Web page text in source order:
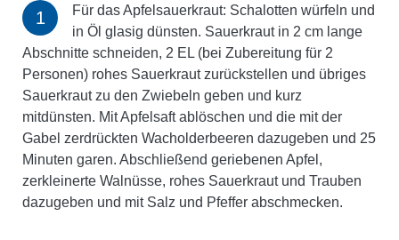
Für das Apfelsauerkraut: Schalotten würfeln und
in Öl glasig dünsten. Sauerkraut in 2 cm lange
Abschnitte schneiden, 2 EL (bei Zubereitung für 2
Personen) rohes Sauerkraut zurückstellen und übriges
Sauerkraut zu den Zwiebeln geben und kurz
mitdünsten. Mit Apfelsaft ablöschen und die mit der
Gabel zerdrückten Wacholderbeeren dazugeben und 25
Minuten garen. Abschließend geriebenen Apfel,
zerkleinerte Walnüsse, rohes Sauerkraut und Trauben
dazugeben und mit Salz und Pfeffer abschmecken.